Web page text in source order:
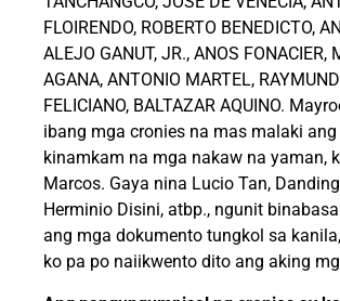
FLOIRENDO, ROBERTO BENEDICTO,
ALEJO GANUT, JR., ANOS FONACIER,
AGANA, ANTONIO MARTEL,
FELICIANO, BALTAZAR AQUINO.
ibang mga cronies na mas malaki
kinamkam na mga nakaw na yaman,
Marcos. Gaya nina Lucio Tan,
Herminio Disini, atbp., ngunit
ang mga dokumento tungkol sa
ko pa po naiikwento dito ang aking